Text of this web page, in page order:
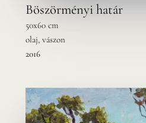
Böszörményi határ
50x60 cm
olaj, vászon
2016